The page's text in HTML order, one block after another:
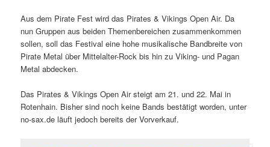
Aus dem Pirate Fest wird das Pirates & Vikings Open Air. Da
nun Gruppen aus beiden Themenbereichen zusammenkommen
sollen, soll das Festival eine hohe musikalische Bandbreite von
Pirate Metal über Mittelalter-Rock bis hin zu Viking- und Pagan
Metal abdecken.
Das Pirates & Vikings Open Air steigt am 21. und 22. Mai in
Rotenhain. Bisher sind noch keine Bands bestätigt worden, unter
no-sax.de läuft jedoch bereits der Vorverkauf.